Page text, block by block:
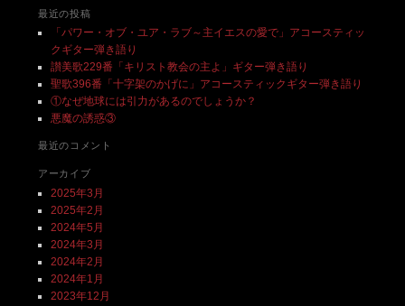
最近の投稿
「パワー・オブ・ユア・ラブ～主イエスの愛で」アコースティッ
クギター弾き語り
讃美歌229番「キリスト教会の主よ」ギター弾き語り
聖歌396番「十字架のかげに」アコースティックギター弾き語り
①なぜ地球には引力があるのでしょうか？
悪魔の誘惑③
最近のコメント
アーカイブ
2025年3月
2025年2月
2024年5月
2024年3月
2024年2月
2024年1月
2023年12月